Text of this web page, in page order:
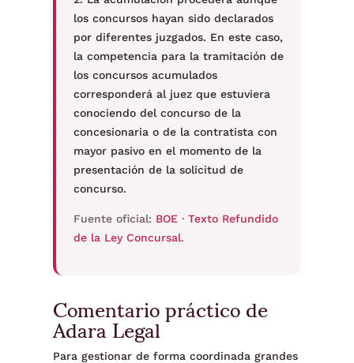
los concursos hayan sido declarados
por diferentes juzgados. En este caso,
la competencia para la tramitación de
los concursos acumulados
corresponderá al juez que estuviera
conociendo del concurso de la
concesionaria o de la contratista con
mayor pasivo en el momento de la
presentación de la solicitud de
concurso.
Fuente oficial: BOE · Texto Refundido
de la Ley Concursal.
Comentario práctico de
Adara Legal
Para gestionar de forma coordinada grandes